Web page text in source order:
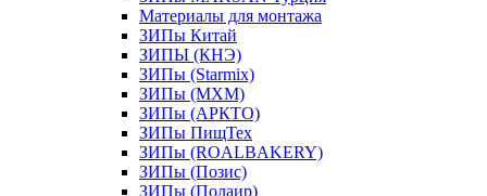
Материалы для монтажа
ЗИПы Китай
ЗИПЫ (КНЭ)
ЗИПы (Starmix)
ЗИПы (МХМ)
ЗИПы (АРКТО)
ЗИПы ПищТех
ЗИПы (ROALBAKERY)
ЗИПы (Позис)
ЗИПы (Полаир)